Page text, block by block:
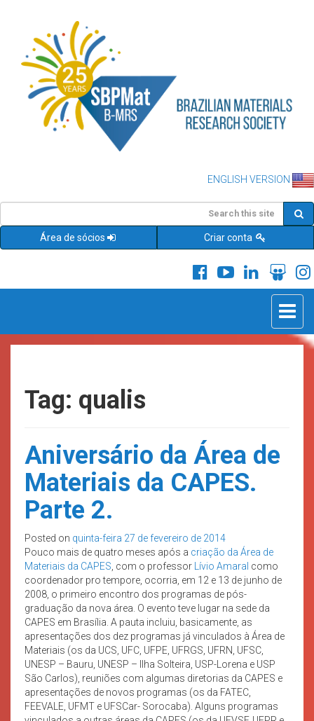
ENGLISH VERSION
Área de sócios Criar conta
Toggle
Tag: qualis
Aniversário da Área de
Materiais da CAPES.
Parte 2.
Posted on quinta-feira 27 de fevereiro de 2014
Pouco mais de quatro meses após a criação da Área de
Materiais da CAPES , com o professor Lívio Amaral como
coordenador pro tempore, ocorria, em 12 e 13 de junho de
2008, o primeiro encontro dos programas de pós-
graduação da nova área. O evento teve lugar na sede da
CAPES em Brasília. A pauta incluiu, basicamente, as
apresentações dos dez programas já vinculados à Área de
Materiais (os da UCS, UFC, UFPE, UFRGS, UFRN, UFSC,
UNESP – Bauru, UNESP – Ilha Solteira, USP-Lorena e USP
São Carlos), reuniões com algumas diretorias da CAPES e
apresentações de novos programas (os da FATEC,
FEEVALE, UFMT e UFSCar- Sorocaba). Alguns programas